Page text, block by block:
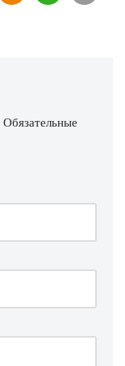
Обязательные